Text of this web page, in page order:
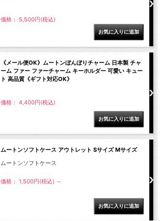
価格： 5,500円(税込)
《メール便OK》ムートンぼんぼりチャーム 日本製 チャ
ーム ファー ファーチャーム キーホルダー 可愛い キュー
ト 高品質《ギフト対応OK》
価格： 4,400円(税込)
ムートンソフトケース アウトレット Sサイズ Mサイズ
ムートンソフトケース
価格： 1,500円(税込) ～